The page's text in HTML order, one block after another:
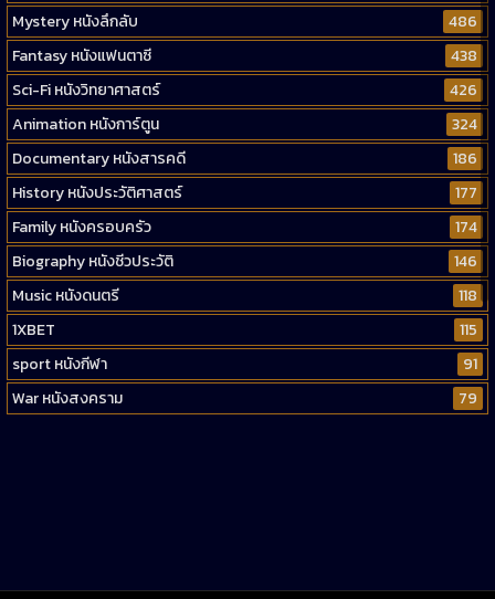
Mystery หนังลึกลับ
486
Fantasy หนังแฟนตาซี
438
Sci-Fi หนังวิทยาศาสตร์
426
Animation หนังการ์ตูน
324
Documentary หนังสารคดี
186
History หนังประวัติศาสตร์
177
Family หนังครอบครัว
174
Biography หนังชีวประวัติ
146
Music หนังดนตรี
118
1XBET
115
sport หนังกีฬา
91
War หนังสงคราม
79